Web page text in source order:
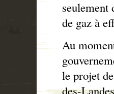
seulement
de gaz à
Au
le projet
des-